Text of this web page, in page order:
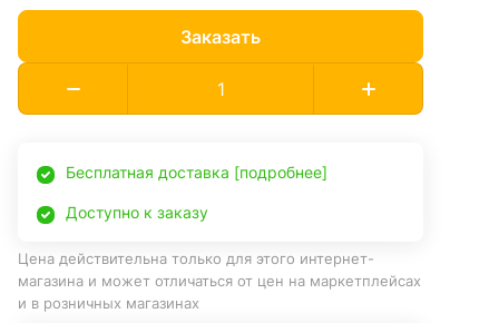
Заказать
Бесплатная доставка [подробнее]
Доступно к заказу
Цена действительна только для этого интернет-
магазина и может отличаться от цен на маркетплейсах
и в розничных магазинах